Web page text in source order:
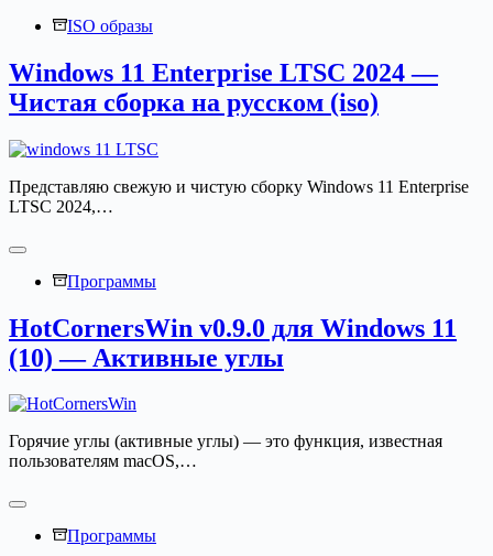
ISO образы
Windows 11 Enterprise LTSC 2024 —
Чистая сборка на русском (iso)
Представляю свежую и чистую сборку Windows 11 Enterprise
LTSC 2024,…
Программы
HotCornersWin v0.9.0 для Windows 11
(10) — Активные углы
Горячие углы (активные углы) — это функция, известная
пользователям macOS,…
Программы